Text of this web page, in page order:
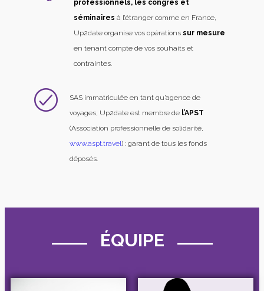
professionnels, les congrès et
séminaires à l’étranger comme en France,
Up2date organise vos opérations sur mesure
en tenant compte de vos souhaits et
contraintes.
SAS immatriculée en tant qu’agence de
voyages, Up2date est membre de l’APST
(Association professionnelle de solidarité,
www.aspt.travel) : garant de tous les fonds
déposés.
ÉQUIPE